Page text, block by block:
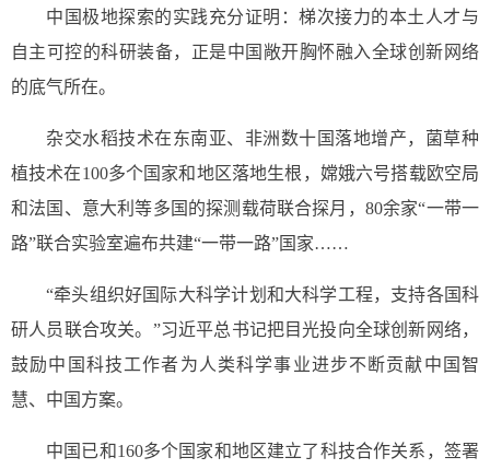
中国极地探索的实践充分证明：梯次接力的本土人才与
自主可控的科研装备，正是中国敞开胸怀融入全球创新网络
的底气所在。
杂交水稻技术在东南亚、非洲数十国落地增产，菌草种
植技术在100多个国家和地区落地生根，嫦娥六号搭载欧空局
和法国、意大利等多国的探测载荷联合探月，80余家“一带一
路”联合实验室遍布共建“一带一路”国家……
“牵头组织好国际大科学计划和大科学工程，支持各国科
研人员联合攻关。”习近平总书记把目光投向全球创新网络，
鼓励中国科技工作者为人类科学事业进步不断贡献中国智
慧、中国方案。
中国已和160多个国家和地区建立了科技合作关系，签署